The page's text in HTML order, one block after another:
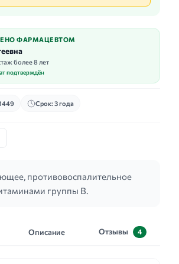
ФАРМАЦЕВТОМ
более 8 лет
подтверждён
Срок: 3 года
противовоспалительное
группы В.
Описание Отзывы 4